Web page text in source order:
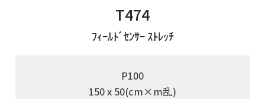
T474
ﾌｨｰﾙﾄﾞｾﾝｻｰ ｽﾄﾚｯﾁ
P100
150 x 50(cm×m乱)